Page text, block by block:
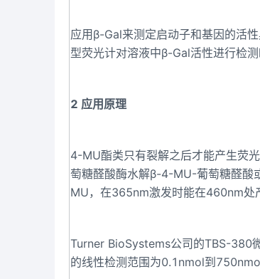
应用β-Gal来测定启动子和基因的活
型荧光计对溶液中β-Gal活性进行检
2 应用原理
4-MU酯类只有裂解之后才能产生荧
萄糖醛酸酶水解β-4-MU-葡萄糖醛
MU，在365nm激发时能在460nm处
Turner BioSystems公司的TBS-380
的线性检测范围为0.1nmol到